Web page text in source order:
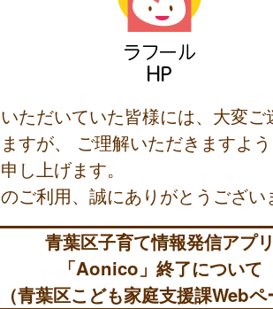
ただいていた皆様には、大変
すが、 ご理解いただきますよ
し上げます。
ご利用、誠にありがとうござい
青葉区子育て情報発信アプ
「Aonico」終了について
（青葉区こども家庭支援課Web